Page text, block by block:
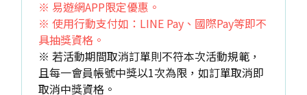
※ 易遊網APP限定優惠。
※ 使用行動支付如：LINE Pay、國際Pay等即不
具抽獎資格。
※ 若活動期間取消訂單則不符本次活動規範，
且每一會員帳號中獎以1次為限，如訂單取消即
取消中獎資格。